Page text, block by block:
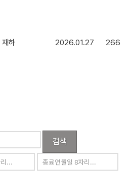
재하 2026.01.27 266
검색